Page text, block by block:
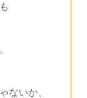
ないか、